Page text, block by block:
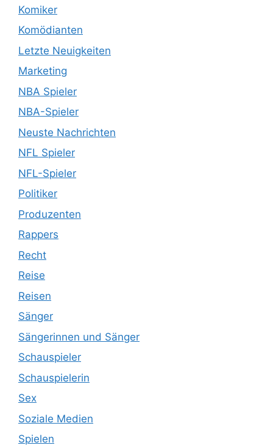
Komiker
Komödianten
Letzte Neuigkeiten
Marketing
NBA Spieler
NBA-Spieler
Neuste Nachrichten
NFL Spieler
NFL-Spieler
Politiker
Produzenten
Rappers
Recht
Reise
Reisen
Sänger
Sängerinnen und Sänger
Schauspieler
Schauspielerin
Sex
Soziale Medien
Spielen